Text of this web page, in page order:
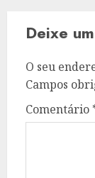
Deixe
O seu
Campos
Comentário